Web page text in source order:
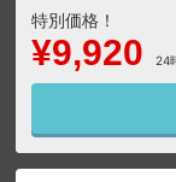
特別価格！
¥9,920 24